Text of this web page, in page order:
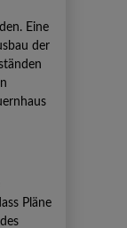
Eine
der
Pläne